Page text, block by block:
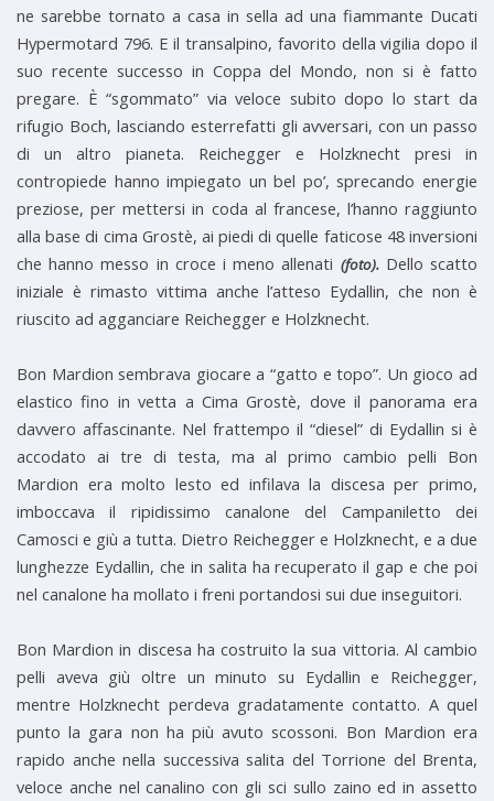
ne sarebbe tornato a casa in sella ad una fiammante Ducati
Hypermotard 796. E il transalpino, favorito della vigilia dopo il
suo recente successo in Coppa del Mondo, non si è fatto
pregare. È “sgommato” via veloce subito dopo lo start da
rifugio Boch, lasciando esterrefatti gli avversari, con un passo
di un altro pianeta. Reichegger e Holzknecht presi in
contropiede hanno impiegato un bel po’, sprecando energie
preziose, per mettersi in coda al francese, l’hanno raggiunto
alla base di cima Grostè, ai piedi di quelle faticose 48 inversioni
che hanno messo in croce i meno allenati (foto).Dello scatto
iniziale è rimasto vittima anche l’atteso Eydallin, che non è
riuscito ad agganciare Reichegger e Holzknecht.
Bon Mardion sembrava giocare a “gatto e topo”. Un gioco ad
elastico fino in vetta a Cima Grostè, dove il panorama era
davvero affascinante. Nel frattempo il “diesel” di Eydallin si è
accodato ai tre di testa, ma al primo cambio pelli Bon
Mardion era molto lesto ed infilava la discesa per primo,
imboccava il ripidissimo canalone del Campaniletto dei
Camosci e giù a tutta. Dietro Reichegger e Holzknecht, e a due
lunghezze Eydallin, che in salita ha recuperato il gap e che poi
nel canalone ha mollato i freni portandosi sui due inseguitori.
Bon Mardion in discesa ha costruito la sua vittoria. Al cambio
pelli aveva giù oltre un minuto su Eydallin e Reichegger,
mentre Holzknecht perdeva gradatamente contatto. A quel
punto la gara non ha più avuto scossoni. Bon Mardion era
rapido anche nella successiva salita del Torrione del Brenta,
veloce anche nel canalino con gli sci sullo zaino ed in assetto